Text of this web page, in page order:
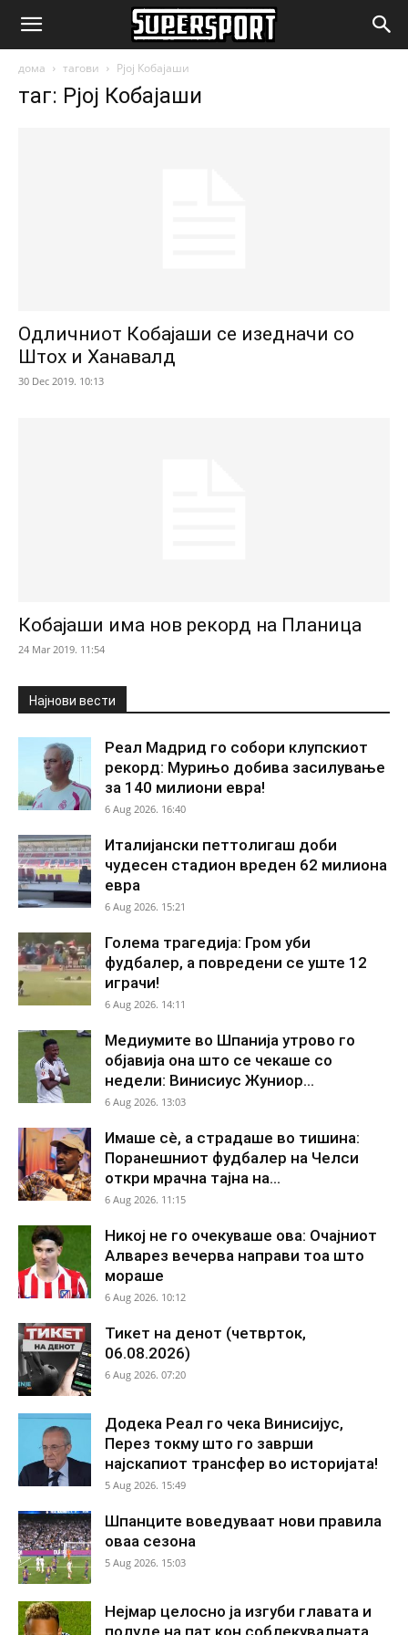
SuperSport.mk
дома тагови Рјој Кобајаши
таг: Рјој Кобајаши
Одличниот Кобајаши се изедначи со
Штох и Ханавалд
30 Dec 2019. 10:13
Кобајаши има нов рекорд на Планица
24 Mar 2019. 11:54
Најнови вести
Реал Мадрид го собори клупскиот
рекорд: Мурињо добива засилување
за 140 милиони евра!
6 Aug 2026. 16:40
Италијански петтолигаш доби
чудесен стадион вреден 62 милиона
евра
6 Aug 2026. 15:21
Голема трагедија: Гром уби
фудбалер, а повредени се уште 12
играчи!
6 Aug 2026. 14:11
Медиумите во Шпанија утрово го
објавија она што се чекаше со
недели: Винисиус Жуниор...
6 Aug 2026. 13:03
Имаше сè, а страдаше во тишина:
Поранешниот фудбалер на Челси
откри мрачна тајна на...
6 Aug 2026. 11:15
Никој не го очекуваше ова: Очајниот
Алварез вечерва направи тоа што
мораше
6 Aug 2026. 10:12
Тикет на денот (четврток,
06.08.2026)
6 Aug 2026. 07:20
Додека Реал го чека Винисијус,
Перез токму што го заврши
најскапиот трансфер во историјата!
5 Aug 2026. 15:49
Шпанците воведуваат нови правила
оваа сезона
5 Aug 2026. 15:03
Нејмар целосно ја изгуби главата и
полуде на пат кон соблекувалната